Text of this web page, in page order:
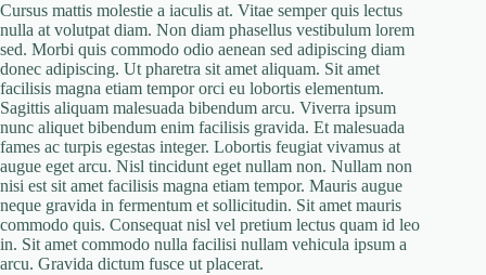
Cursus mattis molestie a iaculis at. Vitae semper quis lectus
nulla at volutpat diam. Non diam phasellus vestibulum lorem
sed. Morbi quis commodo odio aenean sed adipiscing diam
donec adipiscing. Ut pharetra sit amet aliquam. Sit amet
facilisis magna etiam tempor orci eu lobortis elementum.
Sagittis aliquam malesuada bibendum arcu. Viverra ipsum
nunc aliquet bibendum enim facilisis gravida. Et malesuada
fames ac turpis egestas integer. Lobortis feugiat vivamus at
augue eget arcu. Nisl tincidunt eget nullam non. Nullam non
nisi est sit amet facilisis magna etiam tempor. Mauris augue
neque gravida in fermentum et sollicitudin. Sit amet mauris
commodo quis. Consequat nisl vel pretium lectus quam id leo
in. Sit amet commodo nulla facilisi nullam vehicula ipsum a
arcu. Gravida dictum fusce ut placerat.